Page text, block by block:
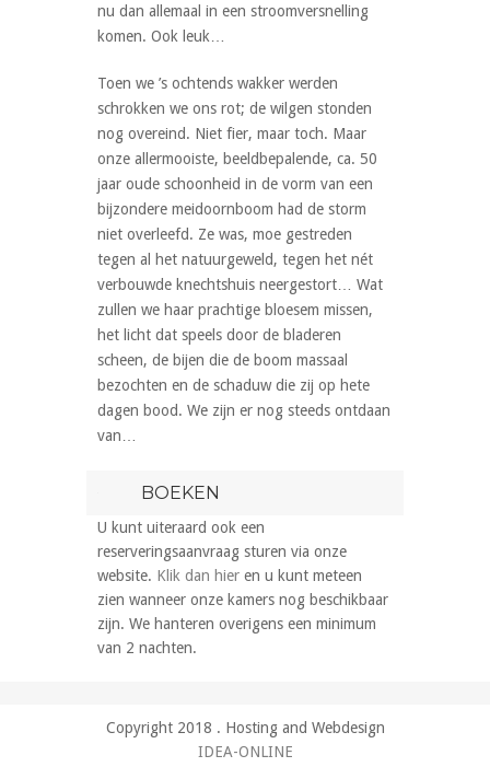
nu dan allemaal in een stroomversnelling
komen. Ook leuk…
Toen we ’s ochtends wakker werden
schrokken we ons rot; de wilgen stonden
nog overeind. Niet fier, maar toch. Maar
onze allermooiste, beeldbepalende, ca. 50
jaar oude schoonheid in de vorm van een
bijzondere meidoornboom had de storm
niet overleefd. Ze was, moe gestreden
tegen al het natuurgeweld, tegen het nét
verbouwde knechtshuis neergestort… Wat
zullen we haar prachtige bloesem missen,
het licht dat speels door de bladeren
scheen, de bijen die de boom massaal
bezochten en de schaduw die zij op hete
dagen bood. We zijn er nog steeds ontdaan
van…
BOEKEN
U kunt uiteraard ook een
reserveringsaanvraag sturen via onze
website. Klik dan hier en u kunt meteen
zien wanneer onze kamers nog beschikbaar
zijn. We hanteren overigens een minimum
van 2 nachten.
Copyright 2018 . Hosting and Webdesign
IDEA-ONLINE